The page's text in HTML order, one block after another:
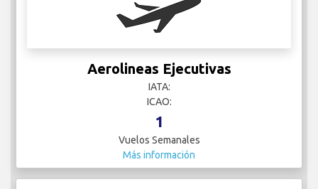
Aerolineas Ejecutivas
IATA:
ICAO:
1
Vuelos Semanales
Más información